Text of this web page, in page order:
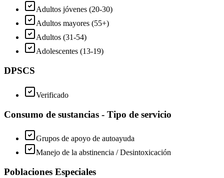
Adultos jóvenes (20-30)
Adultos mayores (55+)
Adultos (31-54)
Adolescentes (13-19)
DPSCS
Verificado
Consumo de sustancias - Tipo de servicio
Grupos de apoyo de autoayuda
Manejo de la abstinencia / Desintoxicación
Poblaciones Especiales